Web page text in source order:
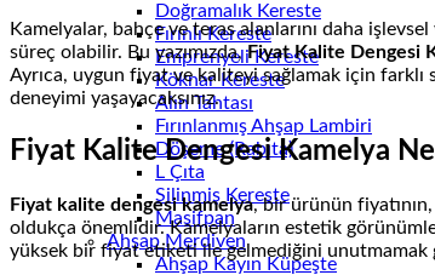
Doğramalık Kereste
Fırınlı Kereste
Emprenyeli Kereste
Köknar Kereste
Alın Tahtası
Fırınlanmış Ahşap Lambiri
Döşeme (Rabıta)
L Çıta
Silinmiş Kereste
Masifpan
Ahşap Merdiven
Ahşap Kayın Küpeşte
Kamelyalar, bahçe ve teras alanlarını daha
süreç olabilir. Bu yazımızda,Fiyat Kalite Dengesi
Ayrıca, uygun fiyat ve kaliteyi sağlamak için farklı
deneyimi yaşayacaksınız.
Fiyat Kalite Dengesi Kamelya
Fiyat kalite dengesi kamelya, bir ürünün
oldukça önemlidir. Kamelyaların estetik
yüksek bir fiyat etiketi ile gelmediğini unutmamak